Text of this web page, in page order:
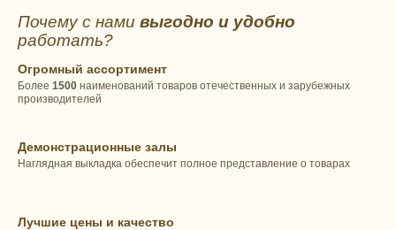
Почему с нами выгодно и удобно
работать?
Огромный ассортимент
Более 1500 наименований товаров отечественных и зарубежных
производителей
Демонстрационные залы
Наглядная выкладка обеспечит полное представление о товарах
Лучшие цены и качество